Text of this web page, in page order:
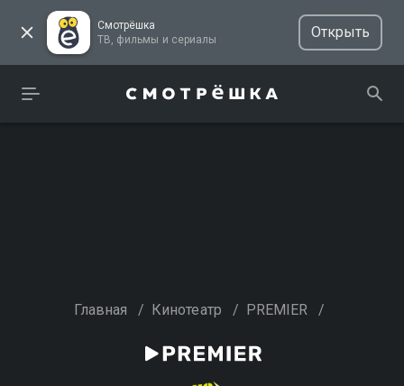
Смотрёшка
ТВ, фильмы и сериалы
Открыть
Главная / Кинотеатр / PREMIER /